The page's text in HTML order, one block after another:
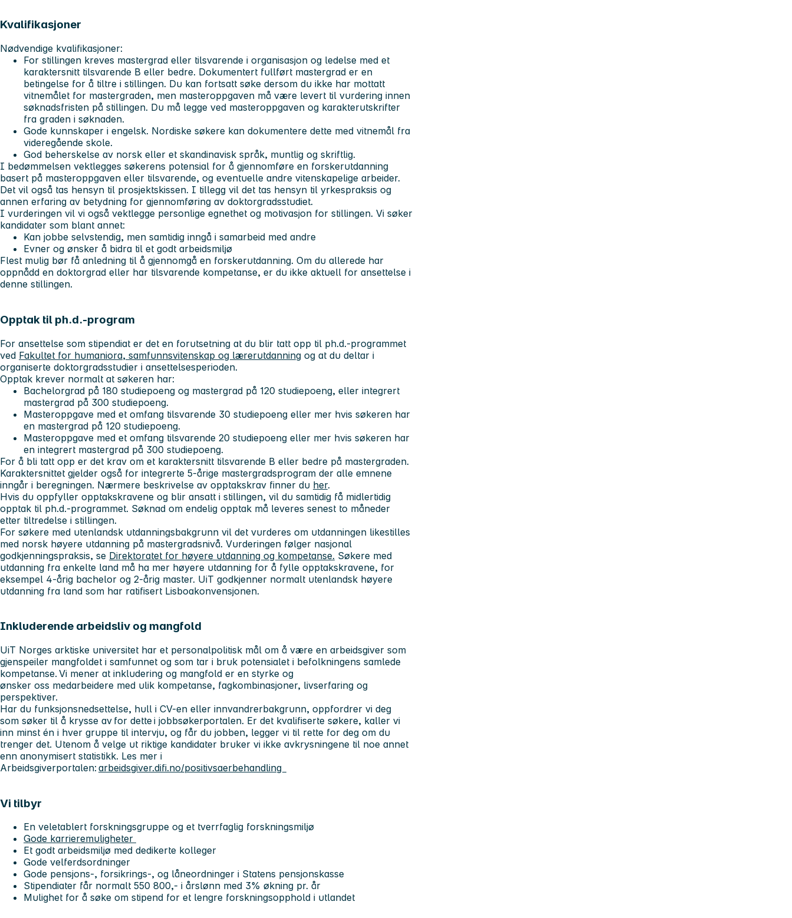
Kvalifikasjoner
Nødvendige kvalifikasjoner:
For stillingen kreves mastergrad eller tilsvarende i organisasjon og ledelse med et
karaktersnitt tilsvarende B eller bedre. Dokumentert fullført mastergrad er en
betingelse for å tiltre i stillingen. Du kan fortsatt søke dersom du ikke har mottatt
vitnemålet for mastergraden, men masteroppgaven må være levert til vurdering innen
søknadsfristen på stillingen. Du må legge ved masteroppgaven og karakterutskrifter
fra graden i søknaden.
Gode kunnskaper i engelsk. Nordiske søkere kan dokumentere dette med vitnemål fra
videregående skole.
God beherskelse av norsk eller et skandinavisk språk, muntlig og skriftlig.
I bedømmelsen vektlegges søkerens potensial for å gjennomføre en forskerutdanning
basert på masteroppgaven eller tilsvarende, og eventuelle andre vitenskapelige arbeider.
Det vil også tas hensyn til prosjektskissen. I tillegg vil det tas hensyn til yrkespraksis og
annen erfaring av betydning for gjennomføring av doktorgradsstudiet.
I vurderingen vil vi også vektlegge personlige egnethet og motivasjon for stillingen. Vi søker
kandidater som blant annet:
Kan jobbe selvstendig, men samtidig inngå i samarbeid med andre
Evner og ønsker å bidra til et godt arbeidsmiljø
Flest mulig bør få anledning til å gjennomgå en forskerutdanning. Om du allerede har
oppnådd en doktorgrad eller har tilsvarende kompetanse, er du ikke aktuell for ansettelse i
denne stillingen.
Opptak til ph.d.-program
For ansettelse som stipendiat er det en forutsetning at du blir tatt opp til ph.d.-programmet
ved Fakultet for humaniora, samfunnsvitenskap og lærerutdanning og at du deltar i
organiserte doktorgradsstudier i ansettelsesperioden.
Opptak krever normalt at søkeren har:
Bachelorgrad på 180 studiepoeng og mastergrad på 120 studiepoeng, eller integrert
mastergrad på 300 studiepoeng.
Masteroppgave med et omfang tilsvarende 30 studiepoeng eller mer hvis søkeren har
en mastergrad på 120 studiepoeng.
Masteroppgave med et omfang tilsvarende 20 studiepoeng eller mer hvis søkeren har
en integrert mastergrad på 300 studiepoeng.
For å bli tatt opp er det krav om et karaktersnitt tilsvarende B eller bedre på mastergraden.
Karaktersnittet gjelder også for integrerte 5-årige mastergradsprogram der alle emnene
inngår i beregningen. Nærmere beskrivelse av opptakskrav finner du her.
Hvis du oppfyller opptakskravene og blir ansatt i stillingen, vil du samtidig få midlertidig
opptak til ph.d.-programmet. Søknad om endelig opptak må leveres senest to måneder
etter tiltredelse i stillingen.
For søkere med utenlandsk utdanningsbakgrunn vil det vurderes om utdanningen likestilles
med norsk høyere utdanning på mastergradsnivå. Vurderingen følger nasjonal
godkjenningspraksis, se Direktoratet for høyere utdanning og kompetanse. Søkere med
utdanning fra enkelte land må ha mer høyere utdanning for å fylle opptakskravene, for
eksempel 4-årig bachelor og 2-årig master. UiT godkjenner normalt utenlandsk høyere
utdanning fra land som har ratifisert Lisboakonvensjonen.
Inkluderende arbeidsliv og mangfold
UiT Norges arktiske universitet har et personalpolitisk mål om å være en arbeidsgiver som
gjenspeiler mangfoldet i samfunnet og som tar i bruk potensialet i befolkningens samlede
kompetanse. Vi mener at inkludering og mangfold er en styrke og
ønsker oss medarbeidere med ulik kompetanse, fagkombinasjoner, livserfaring og
perspektiver.
Har du funksjonsnedsettelse, hull i CV-en eller innvandrerbakgrunn, oppfordrer vi deg
som søker til å krysse av for dette i jobbsøkerportalen. Er det kvalifiserte søkere, kaller vi
inn minst én i hver gruppe til intervju, og får du jobben, legger vi til rette for deg om du
trenger det. Utenom å velge ut riktige kandidater bruker vi ikke avkrysningene til noe annet
enn anonymisert statistikk. Les mer i
Arbeidsgiverportalen: arbeidsgiver.difi.no/positivsaerbehandling
Vi tilbyr
En veletablert forskningsgruppe og et tverrfaglig forskningsmiljø
Gode karrieremuligheter
Et godt arbeidsmiljø med dedikerte kolleger
Gode velferdsordninger
Gode pensjons-, forsikrings-, og låneordninger i Statens pensjonskasse
Stipendiater får normalt 550 800,- i årslønn med 3% økning pr. år
Mulighet for å søke om stipend for et lengre forskningsopphold i utlandet